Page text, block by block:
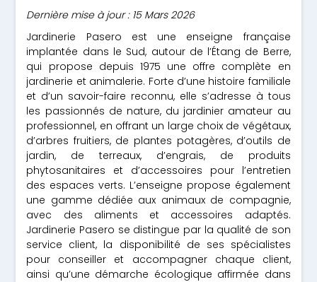
Dernière mise à jour : 15 Mars 2026
Jardinerie Pasero est une enseigne française
implantée dans le Sud, autour de l’Étang de Berre,
qui propose depuis 1975 une offre complète en
jardinerie et animalerie. Forte d’une histoire familiale
et d’un savoir-faire reconnu, elle s’adresse à tous
les passionnés de nature, du jardinier amateur au
professionnel, en offrant un large choix de végétaux,
d’arbres fruitiers, de plantes potagères, d’outils de
jardin, de terreaux, d’engrais, de produits
phytosanitaires et d’accessoires pour l’entretien
des espaces verts. L’enseigne propose également
une gamme dédiée aux animaux de compagnie,
avec des aliments et accessoires adaptés.
Jardinerie Pasero se distingue par la qualité de son
service client, la disponibilité de ses spécialistes
pour conseiller et accompagner chaque client,
ainsi qu’une démarche écologique affirmée dans